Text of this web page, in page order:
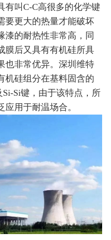
有叫C-C高很多的化学键
要更大的热量才能破坏
漆的耐热性非常高，同
膜后又具有有机硅所具
也非常优异。深圳维特
机硅组分在基料固含的
Si键，由于该特点，所
用于耐温场合。